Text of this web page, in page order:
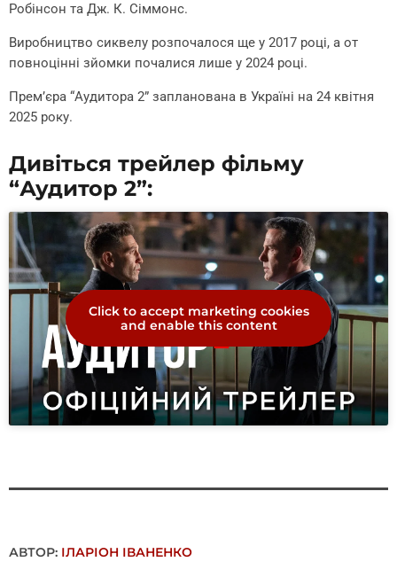
Робінсон та Дж. К. Сіммонс.
Виробництво сиквелу розпочалося ще у 2017 році, а от
повноцінні зйомки почалися лише у 2024 році.
Премʼєра “Аудитора 2” запланована в Україні на 24 квітня
2025 року.
Дивіться трейлер фільму
“Аудитор 2”:
Click to accept marketing cookies
and enable this content
АВТОР: ІЛАРІОН ІВАНЕНКО